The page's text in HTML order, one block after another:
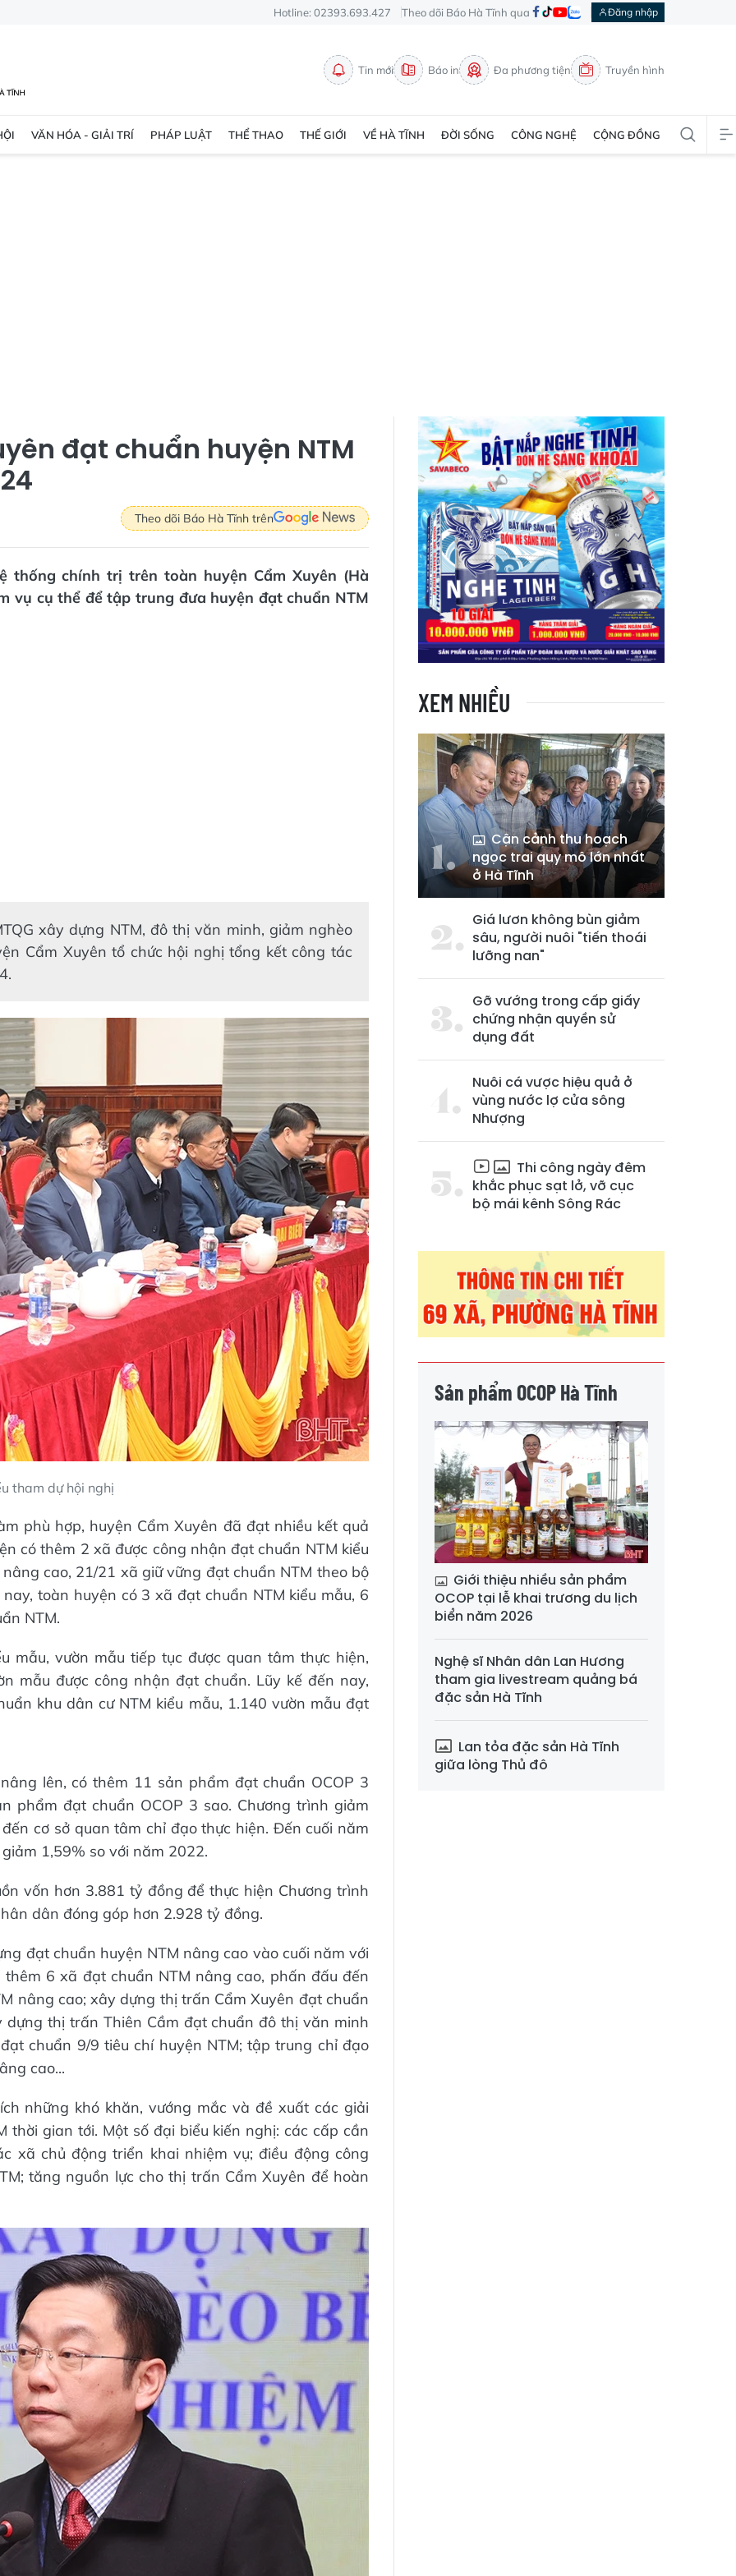
Hotline: 02393.693.427 Theo dõi Báo Hà Tĩnh qua Đăng nhập
Tin mới Báo in Đa phương tiện Truyền hình
VĂN HÓA - GIẢI TRÍ PHÁP LUẬT THỂ THAO THẾ GIỚI VỀ HÀ TĨNH ĐỜI SỐNG CÔNG NGHỆ CỘNG ĐỒNG
đạt chuẩn huyện NTM
Theo dõi Báo Hà Tĩnh trên
thống chính trị trên toàn huyện Cẩm Xuyên (Hà
vụ cụ thể để tập trung đưa huyện đạt chuẩn NTM
xây dựng NTM, đô thị văn minh, giảm nghèo
Cẩm Xuyên tổ chức hội nghị tổng kết công tác
tham dự hội nghị
phù hợp, huyện Cẩm Xuyên đã đạt nhiều kết quả
có thêm 2 xã được công nhận đạt chuẩn NTM kiểu
cao, 21/21 xã giữ vững đạt chuẩn NTM theo bộ
toàn huyện có 3 xã đạt chuẩn NTM kiểu mẫu, 6
NTM.
mẫu, vườn mẫu tiếp tục được quan tâm thực hiện,
mẫu được công nhận đạt chuẩn. Lũy kế đến nay,
khu dân cư NTM kiểu mẫu, 1.140 vườn mẫu đạt
lên, có thêm 11 sản phẩm đạt chuẩn OCOP 3
phẩm đạt chuẩn OCOP 3 sao. Chương trình giảm
cơ sở quan tâm chỉ đạo thực hiện. Đến cuối năm
1,59% so với năm 2022.
vốn hơn 3.881 tỷ đồng để thực hiện Chương trình
dân đóng góp hơn 2.928 tỷ đồng.
đạt chuẩn huyện NTM nâng cao vào cuối năm với
6 xã đạt chuẩn NTM nâng cao, phấn đấu đến
nâng cao; xây dựng thị trấn Cẩm Xuyên đạt chuẩn
thị trấn Thiên Cầm đạt chuẩn đô thị văn minh
chuẩn 9/9 tiêu chí huyện NTM; tập trung chỉ đạo
cao...
những khó khăn, vướng mắc và đề xuất các giải
gian tới. Một số đại biểu kiến nghị: các cấp cần
xã chủ động triển khai nhiệm vụ; điều động công
tăng nguồn lực cho thị trấn Cẩm Xuyên để hoàn
XEM NHIỀU
Cận cảnh thu hoạch
ngọc trai quy mô lớn nhất
ở Hà Tĩnh
Giá lươn không bùn giảm
sâu, người nuôi "tiến thoái
lưỡng nan"
Gỡ vướng trong cấp giấy
chứng nhận quyền sử
dụng đất
Nuôi cá vược hiệu quả ở
vùng nước lợ cửa sông
Nhượng
Thi công ngày đêm
khắc phục sạt lở, vỡ cục
bộ mái kênh Sông Rác
Sản phẩm OCOP Hà Tĩnh
Giới thiệu nhiều sản phẩm
OCOP tại lễ khai trương du lịch
biển năm 2026
Nghệ sĩ Nhân dân Lan Hương
tham gia livestream quảng bá
đặc sản Hà Tĩnh
Lan tỏa đặc sản Hà Tĩnh
giữa lòng Thủ đô